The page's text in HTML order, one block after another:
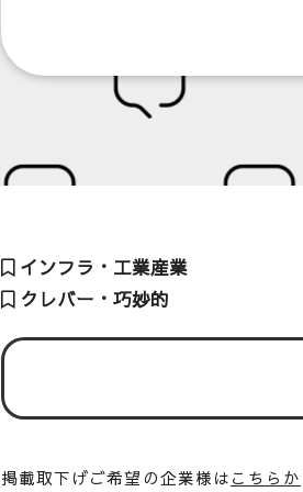
インフラ・工業産業
クレバー・巧妙的
掲載取下げご希望の企業様は こちらか